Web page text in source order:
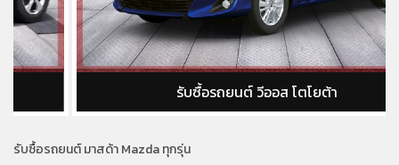
รับซื้อรถยนต์ วีออส โตโยต้า
รับซื้อรถยนต์ มาสด้า Mazda ทุกรุ่น